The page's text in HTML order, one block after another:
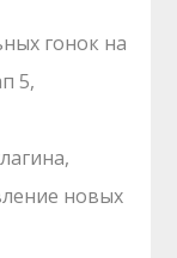
гонок на
5,
новых